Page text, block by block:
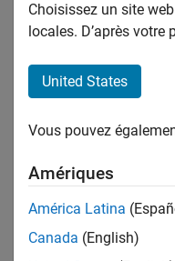
Choisissez un site
locales. D’après
United States
Vous pouvez
Amériques
América Latina
Canada (English)